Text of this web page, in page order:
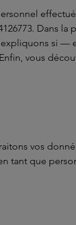
Dans
si —
vous
vos
tant que